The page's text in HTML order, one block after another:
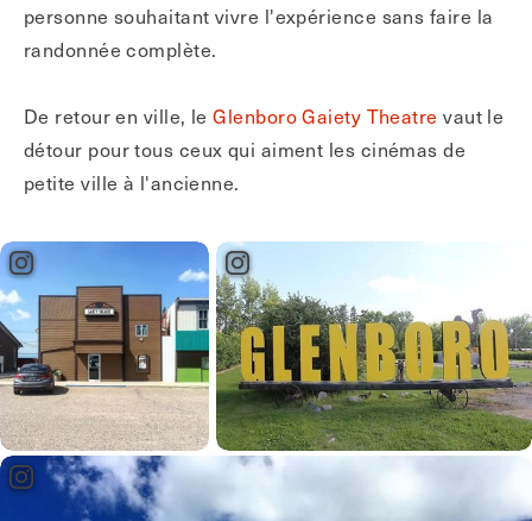
personne souhaitant vivre l'expérience sans faire la
randonnée complète.
De retour en ville, leGlenboro Gaiety Theatre vaut le
détour pour tous ceux qui aiment les cinémas de
petite ville à l'ancienne.